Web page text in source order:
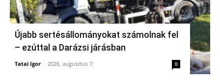
Újabb sertésállományokat számolnak fel
– ezúttal a Darázsi járásban
Tatai Igor - 2026, augusztus 7. 0